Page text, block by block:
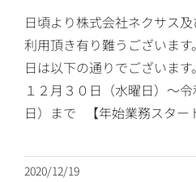
日頃より株式会社ネクサス
利用頂き有り難うございま
日は以下の通りでございま
１２月３０日（水曜日）〜
日）まで 【年始業務スター
2020/12/19